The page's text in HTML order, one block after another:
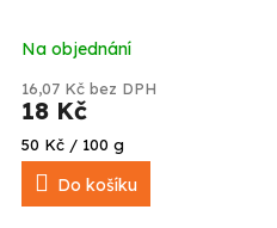
Na objednání
16,07 Kč bez DPH
18 Kč
Měrná
cena:
50 Kč / 100 g
Do košíku